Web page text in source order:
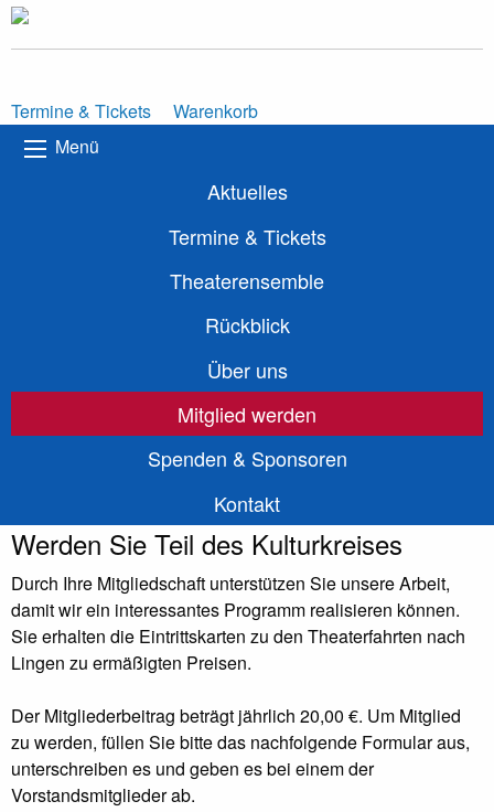
Termine & Tickets
Warenkorb
Menü
Aktuelles
Termine & Tickets
Theaterensemble
Rückblick
Über uns
Mitglied werden
Spenden & Sponsoren
Kontakt
Werden Sie Teil des Kulturkreises
Durch Ihre Mitgliedschaft unterstützen Sie unsere Arbeit,
damit wir ein interessantes Programm realisieren können.
Sie erhalten die Eintrittskarten zu den Theaterfahrten nach
Lingen zu ermäßigten Preisen.
Der Mitgliederbeitrag beträgt jährlich 20,00 €. Um Mitglied
zu werden, füllen Sie bitte das nachfolgende Formular aus,
unterschreiben es und geben es bei einem der
Vorstandsmitglieder ab.